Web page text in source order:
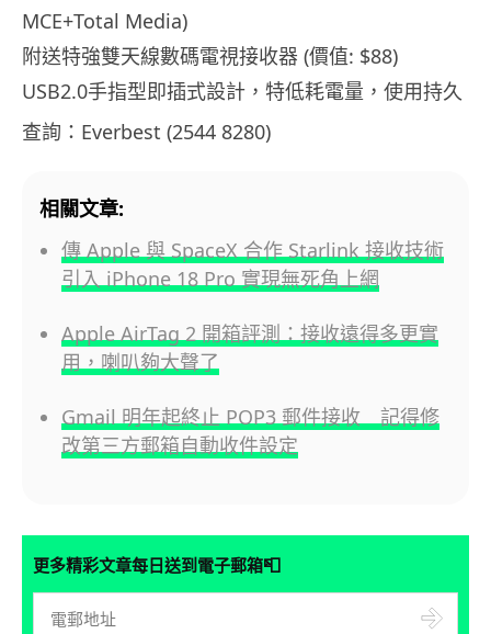
MCE+Total Media)
附送特強雙天線數碼電視接收器 (價值: $88)
USB2.0手指型即插式設計，特低耗電量，使用持久
查詢：Everbest (2544 8280)
相關文章:
傳 Apple 與 SpaceX 合作 Starlink 接收技術
引入 iPhone 18 Pro 實現無死角上網
Apple AirTag 2 開箱評測：接收遠得多更實
用，喇叭夠大聲了
Gmail 明年起終止 POP3 郵件接收 記得修
改第三方郵箱自動收件設定
更多精彩文章每日送到電子郵箱📮